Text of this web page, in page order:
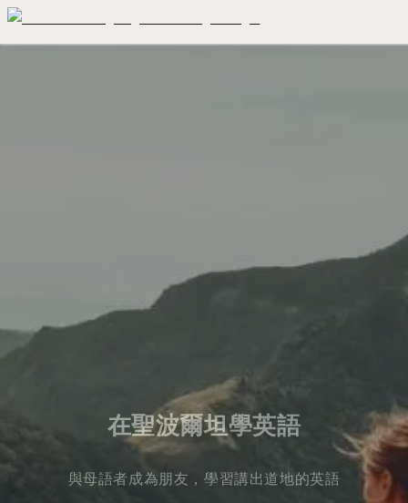
在聖波爾坦學英語
與母語者成為朋友，學習講出道地的英語